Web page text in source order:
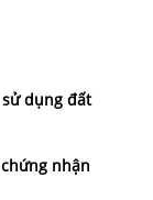
dụng đất
nhận